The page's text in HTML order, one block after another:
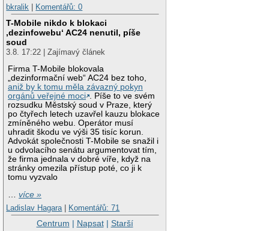
bkralik
Komentářů: 0
T-Mobile nikdo k blokaci
‚dezinfowebu‘ AC24 nenutil, píše
soud
3.8. 17:22 | Zajímavý článek
Firma T-Mobile blokovala
„dezinformační web“ AC24 bez toho,
aniž by k tomu měla závazný pokyn
orgánů veřejné moci . Píše to ve svém
rozsudku Městský soud v Praze, který
po čtyřech letech uzavřel kauzu blokace
zmíněného webu. Operátor musí
uhradit škodu ve výši 35 tisíc korun.
Advokát společnosti T-Mobile se snažil i
u odvolacího senátu argumentovat tím,
že firma jednala v dobré víře, když na
stránky omezila přístup poté, co ji k
tomu vyzvalo
…více »
Ladislav Hagara | Komentářů: 71
Centrum | Napsat| Starší